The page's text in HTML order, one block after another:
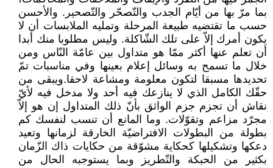
بما مرّ بها من أيّام الجدب والتّصحّر والتّصحير. والأحسن
حسب ما تقتضيه طبيعة المرحلة وتمليه الملابسات أن لا
يكون أمرك إلاّ على تلك الشّاكلة. وليس مطلوبا منك أبدا
أن تعلم عنها أكثر ممّا هو متداول بين عامّة النّاس ومن
خلال ما تسمح به وسائل إعلام بعينها وفي مناسبات تمّ
تحديدها مسبقا لتكون معلومة ومشاعة لاحقا.ويبقى من
حقّك الكامل الذي لا ينازعك فيه أحد ولا مدخل فيه لأيّ
نقاش أن تجزم جزم الواثق بأنّ ذلك المتداول إن هو إلاّ
مجرّد مزاعم وتقوّلات. وما المانع أن تنسب لنفسك كم
بطولة من البطولات الافتراضيّة الخارقة لزمانها وتعيد
دعكها وتشكيلها كحكاية مشوّقة من حكايات ذاك الزّمان
بكثير من الحبكة والتّطريز وبما يستوجبه الحال من